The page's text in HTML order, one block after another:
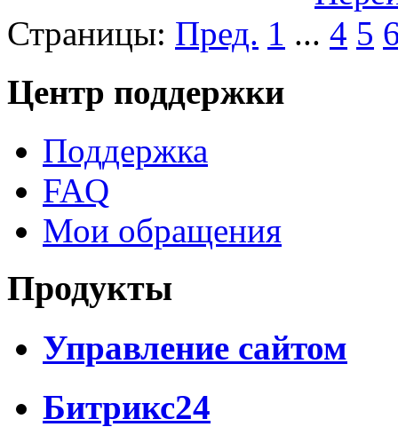
Страницы: Пред. 1 ... 4 5
Центр поддержки
Поддержка
FAQ
Мои обращения
Продукты
Управление сайтом
Битрикс24